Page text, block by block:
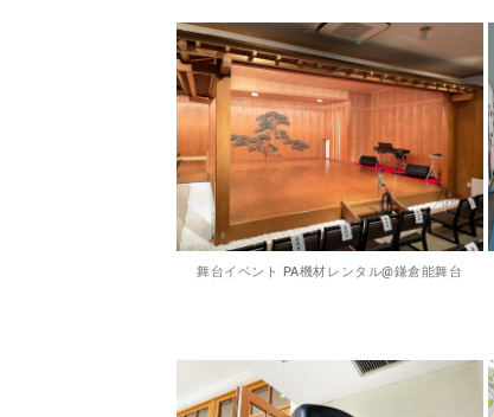
舞台イベント PA機材レンタル@鎌倉能舞台